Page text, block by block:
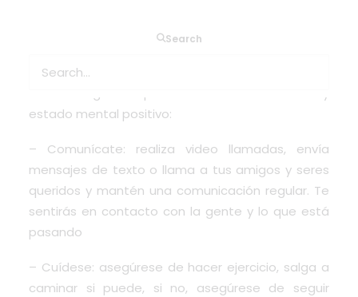
Search
El apoyo siempre está a su alrededor y
protegiendo el interior de su hogar, asegúrese de
estado mental positivo:
– Comunícate: realiza video llamadas, envía
mensajes de texto o llama a tus amigos y seres
queridos y mantén una comunicación regular. Te
sentirás en contacto con la gente y lo que está
pasando
– Cuídese: asegúrese de hacer ejercicio, salga a
caminar si puede, si no, asegúrese de seguir